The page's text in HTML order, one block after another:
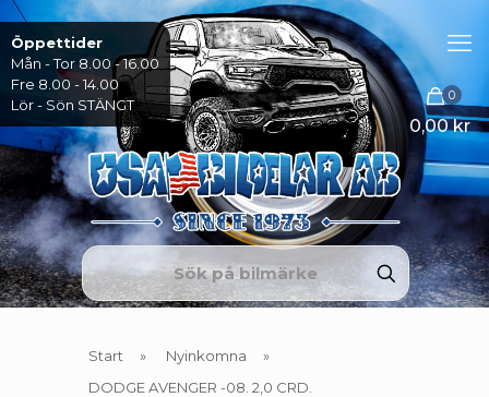
0
0,00 kr
Öppettider
Mån - Tor 8.00 - 16.00
Fre 8.00 - 14.00
Lör - Sön STÄNGT
Start » Nyinkomna
»
DODGE AVENGER -08. 2,0 CRD.